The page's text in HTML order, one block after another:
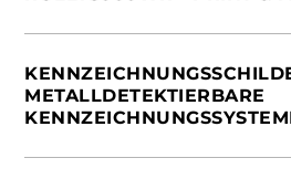
VEREINIGTES KÖNIGREICH
SPANIEN
DEUTSCHLAND
NIEDERLANDE
VEREINIGTE STAATEN VON
VEREINIGTES KÖNIGREICH
INTERNATIONAL
ITALIEN
SPANIEN
DEUTSCHLAND
FRANKREICH
NIEDERLANDE
METALLDETEKTIERBARE
INTERNATIONAL